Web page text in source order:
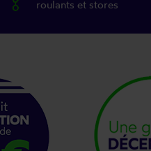
roulants et stores